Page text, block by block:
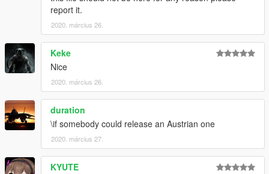
report it.
2020. március 26.
Keke
Nice
2020. március 26.
duration
\if somebody could release an Austrian one
2020. március 27.
KYUTE